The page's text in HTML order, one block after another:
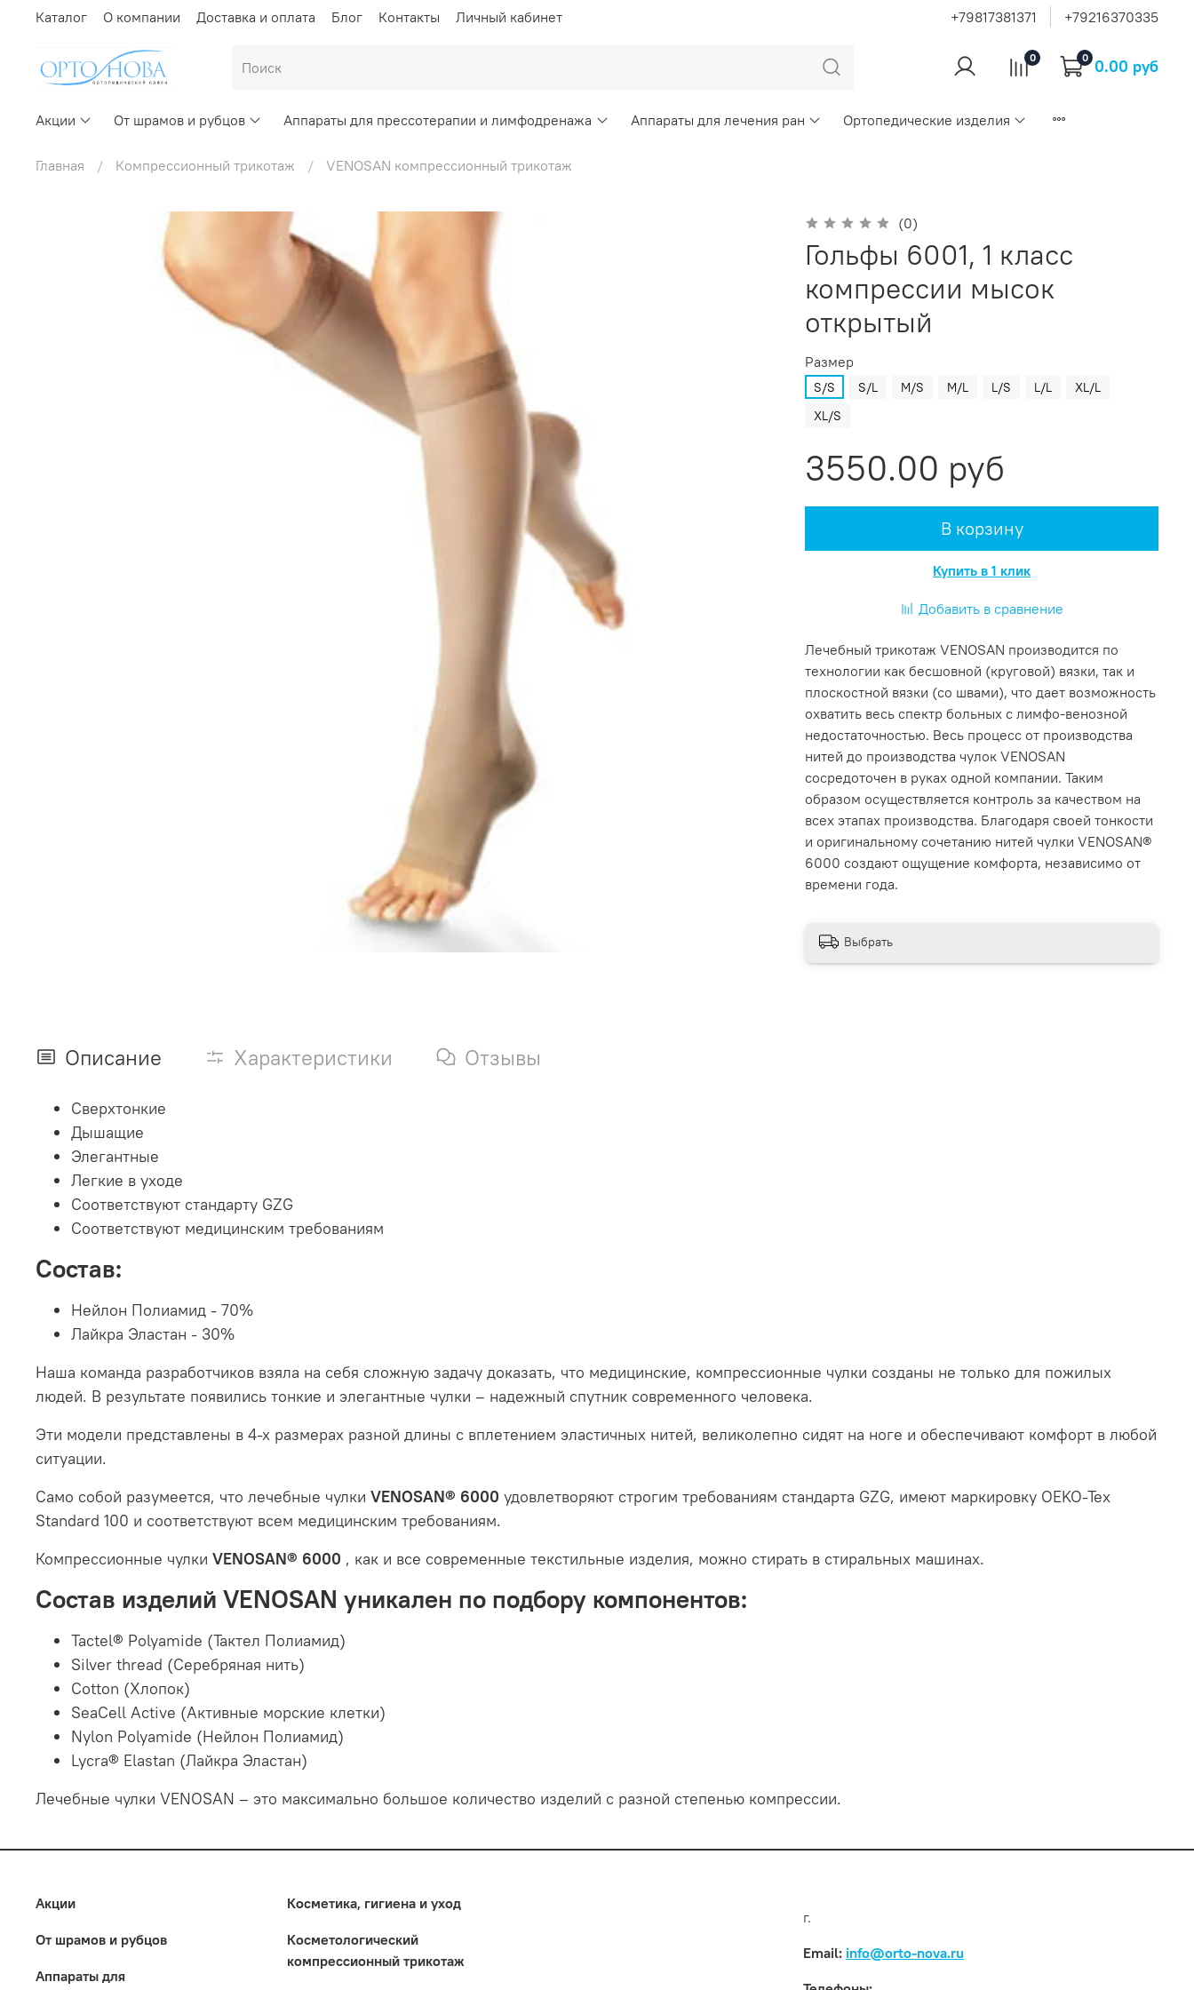
Каталог О компании Доставка и оплата Блог Контакты Личный кабинет +79817381371 +79216370335
0 0 0.00 руб
Акции От шрамов и рубцов Аппараты для прессотерапии и лимфодренажа Аппараты для лечения ран Ортопедические изделия
Главная Компрессионный трикотаж VENOSAN компрессионный трикотаж
(0)
Гольфы 6001, 1 класс
компрессии мысок
открытый
Размер
S/S S/L M/S M/L L/S L/L
XL/L
XL/S
3550.00 руб
В корзину
Купить в 1 клик
Добавить в сравнение
Лечебный трикотаж VENOSAN производится по
технологии как бесшовной (круговой) вязки, так и
плоскостной вязки (со швами), что дает возможность
охватить весь спектр больных с лимфо-венозной
недостаточностью. Весь процесс от производства
нитей до производства чулок VENOSAN
сосредоточен в руках одной компании. Таким
образом осуществляется контроль за качеством на
всех этапах производства. Благодаря своей тонкости
и оригинальному сочетанию нитей чулки VENOSAN®
6000 создают ощущение комфорта, независимо от
времени года.
Выбрать
Описание Характеристики Отзывы
Сверхтонкие
Дышащие
Элегантные
Легкие в уходе
Соответствуют стандарту GZG
Соответствуют медицинским требованиям
Состав:
Нейлон Полиамид - 70%
Лайкра Эластан - 30%
Наша команда разработчиков взяла на себя сложную задачу доказать, что медицинские, компрессионные чулки созданы не только для пожилых
людей. В результате появились тонкие и элегантные чулки – надежный спутник современного человека.
Эти модели представлены в 4-х размерах разной длины с вплетением эластичных нитей, великолепно сидят на ноге и обеспечивают комфорт в любой
ситуации.
Само собой разумеется, что лечебные чулки VENOSAN® 6000 удовлетворяют строгим требованиям стандарта GZG, имеют маркировку OEKO-Tex
Standard 100 и соответствуют всем медицинским требованиям.
Компрессионные чулки VENOSAN® 6000 , как и все современные текстильные изделия, можно стирать в стиральных машинах.
Состав изделий VENOSAN уникален по подбору компонентов:
Tactel® Polyamide (Тактел Полиамид)
Silver thread (Серебряная нить)
Cotton (Хлопок)
SeaCell Active (Активные морские клетки)
Nylon Polyamide (Нейлон Полиамид)
Lycra® Elastan (Лайкра Эластан)
Лечебные чулки VENOSAN – это максимально большое количество изделий с разной степенью компрессии.
Акции
От шрамов и рубцов
Аппараты для
Косметика, гигиена и уход
Коcметологический
компрессионный трикотаж
г.
Email: info@orto-nova.ru